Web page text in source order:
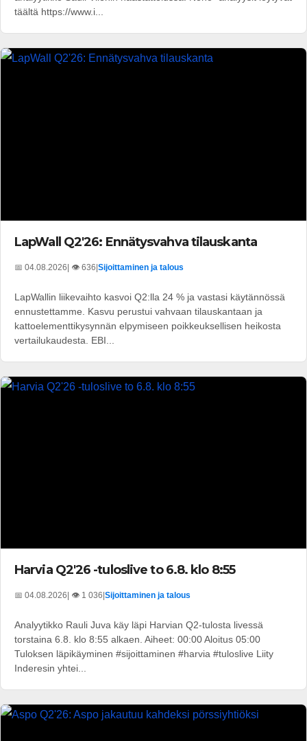
täältä https://www.i...
LapWall Q2'26: Ennätysvahva tilauskanta
📅 04.08.2026| 👁️ 636|Sijoittaminen ja talous
LapWallin liikevaihto kasvoi Q2:lla 24 % ja vastasi käytännössä
ennustettamme. Kasvu perustui vahvaan tilauskantaan ja
kattoelementtikysynnän elpymiseen poikkeuksellisen heikosta
vertailukaudesta. EBI...
Harvia Q2'26 -tuloslive to 6.8. klo 8:55
📅 04.08.2026 | 👁️ 1 036 Sijoittaminen ja talous
Analyytikko Rauli Juva käy läpi Harvian Q2-tulosta livessä
torstaina 6.8. klo 8:55 alkaen. Aiheet: 00:00 Aloitus 05:00
Tuloksen läpikäyminen #sijoittaminen #harvia #tuloslive Liity
Inderesin yhtei...